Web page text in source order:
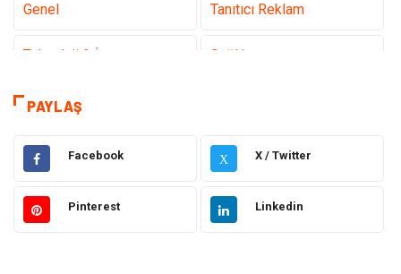
Genel Tanıtıcı Reklam
Teknoloji & İnternet Sağlık
teknoloji
Hukuk Giyim
Elektronik Makine
PAYLAŞ
Facebook X X / Twitter
Pinterest Linkedin